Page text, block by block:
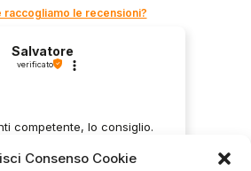
Consenso Cookie
raccogliamo le recensioni?
Salvatore
verificato
competente, lo consiglio.